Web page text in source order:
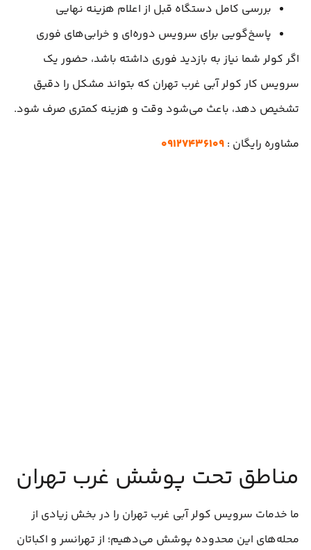
بررسی کامل دستگاه قبل از اعلام هزینه نهایی
پاسخ‌گویی برای سرویس دوره‌ای و خرابی‌های فوری
اگر کولر شما نیاز به بازدید فوری داشته باشد، حضور یک
سرویس کار کولر آبی غرب تهران که بتواند مشکل را دقیق
تشخیص دهد، باعث می‌شود وقت و هزینه کمتری صرف شود.
مشاوره رایگان : ۰۹۱۲۷۴۳۶۱۰۹
مناطق تحت پوشش غرب تهران
ما خدمات سرویس کولر آبی غرب تهران را در بخش زیادی از
محله‌های این محدوده پوشش می‌دهیم؛ از تهرانسر و اکباتان